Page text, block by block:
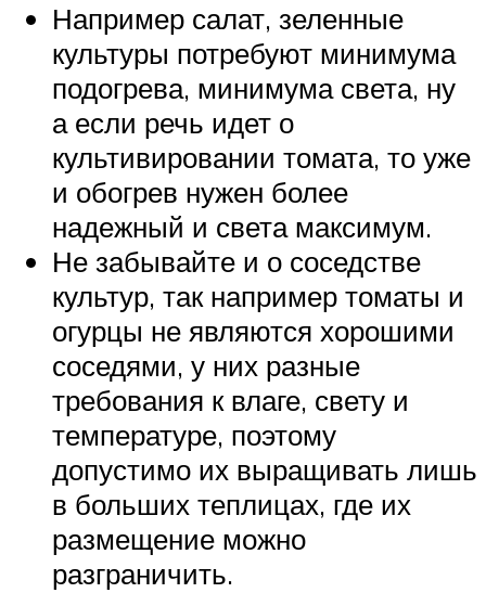
Например салат, зеленные
культуры потребуют минимума
подогрева, минимума света, ну
а если речь идет о
культивировании томата, то уже
и обогрев нужен более
надежный и света максимум.
Не забывайте и о соседстве
культур, так например томаты и
огурцы не являются хорошими
соседями, у них разные
требования к влаге, свету и
температуре, поэтому
допустимо их выращивать лишь
в больших теплицах, где их
размещение можно
разграничить.